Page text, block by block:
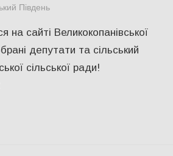
Південь
на сайті Великокопанівської
депутати та сільський
сільської ради!